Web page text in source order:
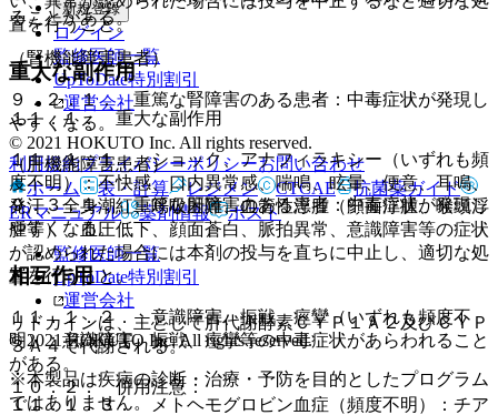
ることがある。
（腎機能障害患者）
９．２．１． 重篤な腎障害のある患者：中毒症状が発現し
やすくなる。
（肝機能障害患者）
９．３．１． 重篤な肝障害のある患者：中毒症状が発現し
やすくなる。
相互作用
リドカインは、主として肝代謝酵素ＣＹＰ１Ａ２及びＣＹＰ
３Ａ４で代謝される。
１０．２． 併用注意：
置を行うこと。
重大な副作用
１１．１． 重大な副作用
１１．１．１． ショック、アナフィラキシー（いずれも頻
度不明）：不快感、口内異常感、喘鳴、眩暈、便意、耳鳴、
発汗、全身潮紅、呼吸困難、血管性浮腫（顔面浮腫、喉頭浮
腫等）、血圧低下、顔面蒼白、脈拍異常、意識障害等の症状
が認められた場合には本剤の投与を直ちに中止し、適切な処
置を行うこと。
１１．１．２． 意識障害、振戦、痙攣（いずれも頻度不
明）：意識障害、振戦、痙攣等の中毒症状があらわれること
がある。
１１．１．３． メトヘモグロビン血症（頻度不明）：チア
新規登録
ログイン
監修医師一覧
UpToDate特別割引
運営会社
© 2021 HOKUTO Inc. All rights reserved.
利用規約プライバシーポリシーお問い合わせ
ホーム
表・計算 レジメン CTCAE
抗菌薬ガイド
ERマニュアル
薬剤情報 ポスト
監修医師一覧
UpToDate特別割引
運営会社
© 2021 HOKUTO Inc. All rights reserved.
※本製品は疾病の診断・治療・予防を目的としたプログラム
ではありません。